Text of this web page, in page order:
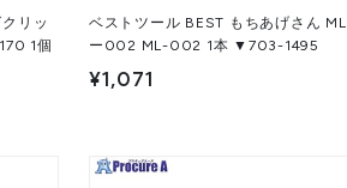
リッ
個
ベストツール BEST もちあげさん ML
ー002 ML-002 1本 ▼703-1495
¥1,071